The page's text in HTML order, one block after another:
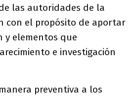
las autoridades de la
con el propósito de aportar
y elementos que
e investigación
preventiva a los